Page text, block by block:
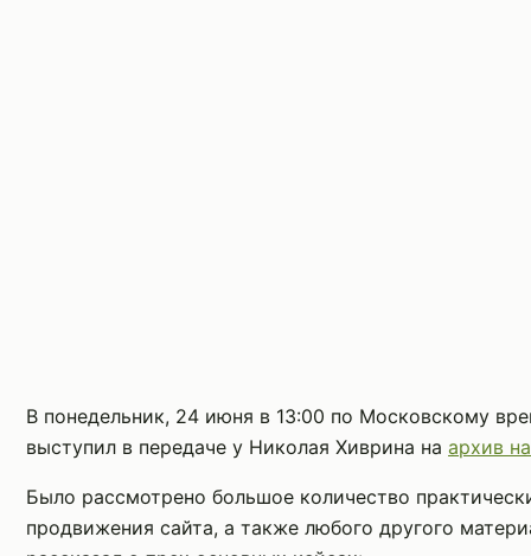
В понедельник, 24 июня в 13:00 по Московскому
выступил в передаче у Николая Хиврина на архив
Было рассмотрено большое количество
продвижения сайта, а также любого другого